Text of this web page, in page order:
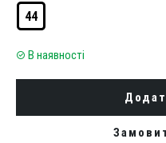
44
В наявності